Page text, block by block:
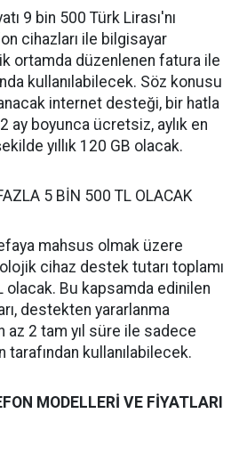
9 bin 500 Türk Lirası'nı
cihazları ile bilgisayar
ortamda düzenlenen fatura ile
kullanılabilecek. Söz konusu
internet desteği, bir hatla
ay boyunca ücretsiz, aylık en
yıllık 120 GB olacak.
5 BİN 500 TL OLACAK
mahsus olmak üzere
cihaz destek tutarı toplamı
olacak. Bu kapsamda edinilen
destekten yararlanma
az 2 tam yıl süre ile sadece
tarafından kullanılabilecek.
MODELLERİ VE FİYATLARI